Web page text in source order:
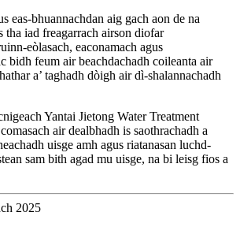
eas-bhuannachdan aig gach aon de na
tha iad freagarrach airson diofar
eòlasach, eaconamach agus
bidh feum air beachdachadh coileanta air
a’ taghadh dòigh air dì-shalannachadh
Yantai Jietong Water Treatment
air dealbhadh is saothrachadh a
uisge amh agus riatanasan luchd-
sam bith agad mu uisge, na bi leisg fios a
2025